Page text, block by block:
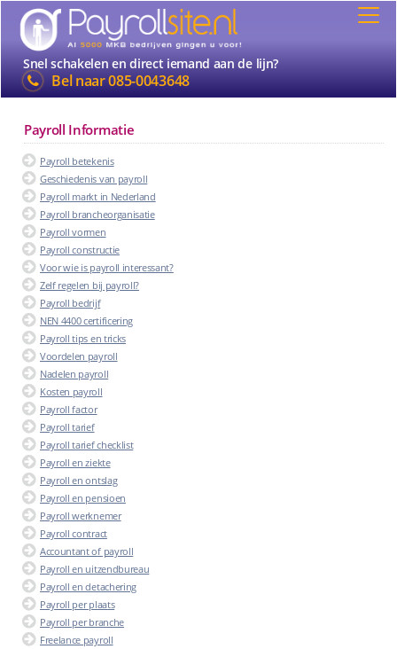
Snel schakelen en direct iemand aan de lijn?
Bel naar085-0043648
Payroll Informatie
Payroll betekenis
Geschiedenis van payroll
Payroll markt in Nederland
Payroll brancheorganisatie
Payroll vormen
Payroll constructie
Voor wie is payroll interessant?
Zelf regelen bij payroll?
Payroll bedrijf
NEN 4400 certificering
Payroll tips en tricks
Voordelen payroll
Nadelen payroll
Kosten payroll
Payroll factor
Payroll tarief
Payroll tarief checklist
Payroll en ziekte
Payroll en ontslag
Payroll en pensioen
Payroll werknemer
Payroll contract
Accountant of payroll
Payroll en uitzendbureau
Payroll en detachering
Payroll per plaats
Payroll per branche
Freelance payroll